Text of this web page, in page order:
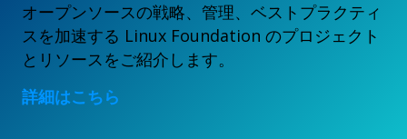
オープンソースの戦略、管理、ベストプラクティ
スを加速する Linux Foundation のプロジェクト
とリソースをご紹介します。
詳細はこちら